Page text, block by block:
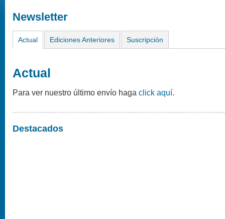
Newsletter
Actual Ediciones Anteriores Suscripción
Actual
Para ver nuestro último envío haga click aquí.
Destacados